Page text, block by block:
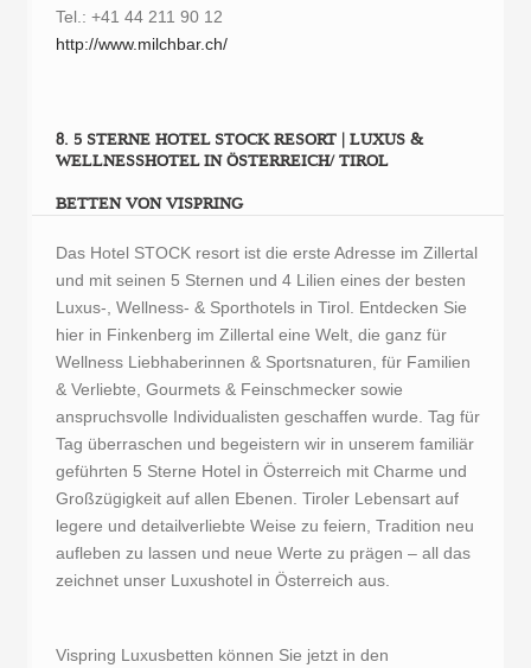
Tel.: +41 44 211 90 12
http://www.milchbar.ch/
8. 5 STERNE HOTEL STOCK RESORT | LUXUS &
WELLNESSHOTEL IN ÖSTERREICH/ TIROL
BETTEN VON VISPRING
Das Hotel STOCK resort ist die erste Adresse im Zillertal
und mit seinen 5 Sternen und 4 Lilien eines der besten
Luxus-, Wellness- & Sporthotels in Tirol. Entdecken Sie
hier in Finkenberg im Zillertal eine Welt, die ganz für
Wellness Liebhaberinnen & Sportsnaturen, für Familien
& Verliebte, Gourmets & Feinschmecker sowie
anspruchsvolle Individualisten geschaffen wurde. Tag für
Tag überraschen und begeistern wir in unserem familiär
geführten 5 Sterne Hotel in Österreich mit Charme und
Großzügigkeit auf allen Ebenen. Tiroler Lebensart auf
legere und detailverliebte Weise zu feiern, Tradition neu
aufleben zu lassen und neue Werte zu prägen – all das
zeichnet unser Luxushotel in Österreich aus.
Vispring Luxusbetten können Sie jetzt in den